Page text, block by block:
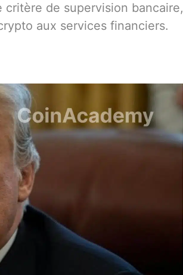
critère de supervision bancaire,
aux services financiers.